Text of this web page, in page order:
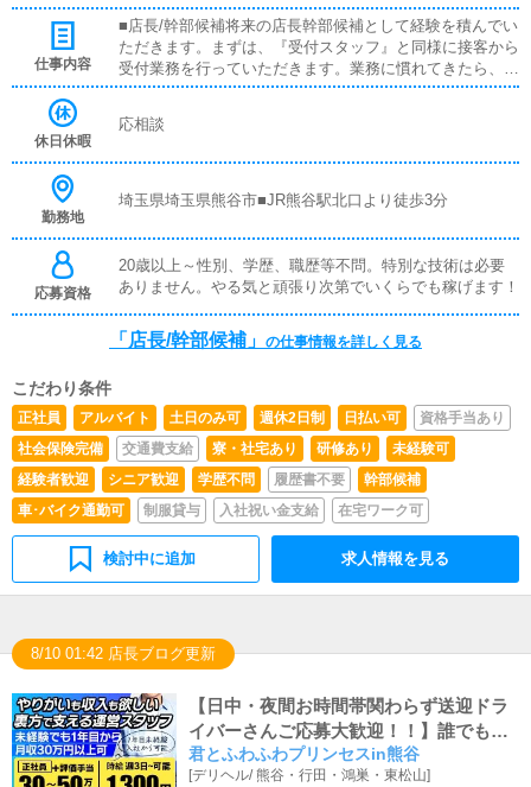
仕事内容
■店長/幹部候補将来の店長幹部候補として経験を積んでい
ただきます。まずは、『受付スタッフ』と同様に接客から
受付業務を行っていただきます。業務に慣れてきたら、
『キャストの管理』や『経営に関わる業務』を順に覚えて
い店舗の運営をお任せします。■対面接客・受付業務お客
をお願いします。簡単なマニュアルや、先輩スタッフに付
未経験の方でも安心して働けます。■企画の立案店舗イベ
ントや店舗運営など様々な企画を提案していただきます。
【新規のお客様の増加】【お客様のリピート率の向上】
働いていただいているキャストの方が稼げるようにインタ
トなど、ポータルサイト等の店舗情報更新作業を行ってい
ただきます。キャストの出勤情報やイベント、求人ブログ
の作成となります。基本的にはボタンを押すだけや、ブロ
グの更新時に簡単に文字が入力出来れば問題ありません。
PCが苦手な人でも簡単にできます。■清掃・備品管理お客
様やキャストの方に快適にお過ごしいただくため、店内の
清掃や備品の管理・補充を行っていただきます。
休日休暇
応相談
勤務地
埼玉県埼玉県熊谷市■JR熊谷駅北口より徒歩3分
応募資格
20歳以上～性別、学歴、職歴等不問。特別な技術は必要
ありません。やる気と頑張り次第でいくらでも稼げます！
「店長/幹部候補」 の仕事情報を詳しく見る
こだわり条件
正社員 アルバイト 土日のみ可 週休2日制 日払い可
資格手当あり
社会保険完備
交通費支給 寮・社宅あり 研修あり
未経験可
経験者歓迎
シニア歓迎 学歴不問 履歴書不要
幹部候補
車･バイク通勤可
制服貸与 入社祝い金支給 在宅ワーク可
検討中に追加 求人情報を見る
8/10 01:42 店長ブログ更新
【日中・夜間お時間帯関わらず送迎ドラ
イバーさんご応募大歓迎！！】誰でも時
給1,150円スタート！ご年齢(20以上)・経
験未経験関係なく採用強化中♪
君とふわふわプリンセスin熊谷
[デリヘル/熊谷・行田・鴻巣・東松山]